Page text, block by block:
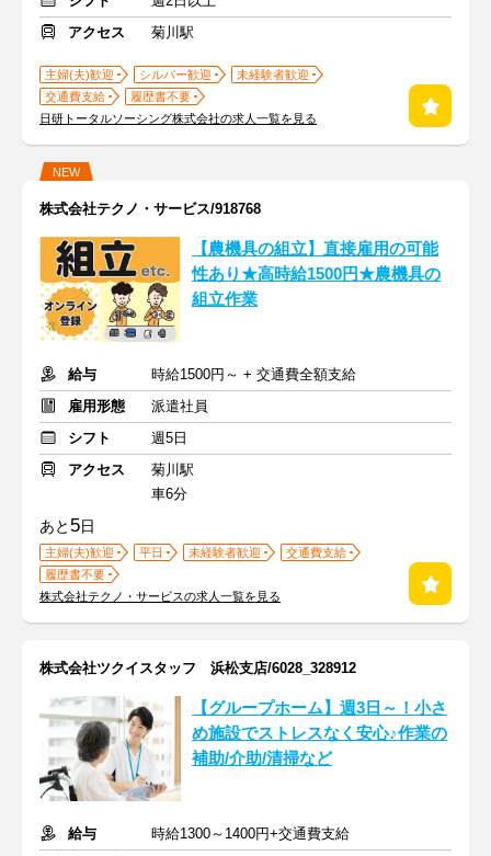
アクセス
菊川駅
主婦(夫)歓迎 シルバー歓迎
未経験者歓迎
交通費支給
履歴書不要
日研トータルソーシング株式会社の求人一覧を見る
NEW
株式会社テクノ・サービス/918768
【農機具の組立】直接雇用の可能
性あり★高時給1500円★農機具の
組立作業
給与
時給1500円～ + 交通費全額支給
雇用形態
派遣社員
シフト
週5日
アクセス
菊川駅
車6分
あと 5日
主婦(夫)歓迎 平日 未経験者歓迎
交通費支給
履歴書不要
株式会社テクノ・サービスの求人一覧を見る
株式会社ツクイスタッフ 浜松支店/6028_328912
【グループホーム】週3日～！小さ
め施設でストレスなく安心♪作業の
補助/介助/清掃など
給与
時給1300～1400円+交通費支給